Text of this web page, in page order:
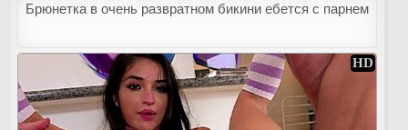
Брюнетка в очень развратном бикини ебется с парнем